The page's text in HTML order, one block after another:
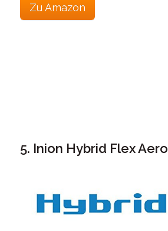
Zu Amazon
5. Inion Hybrid Flex Aero